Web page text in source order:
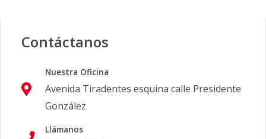
Contáctanos
Nuestra Oficina
Avenida Tiradentes esquina calle Presidente
González
Llámanos